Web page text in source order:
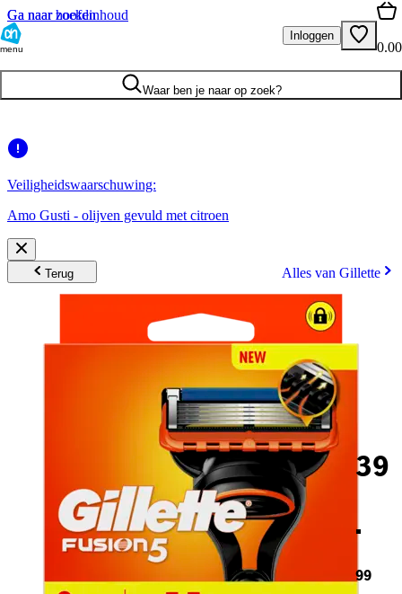
Ga naar hoofdinhoud
Ga naar zoeken
menu
Inloggen
0.00
Waar ben je naar op zoek?
Veiligheidswaarschuwing:
Amo Gusti - olijven gevuld met citroen
Terug Alles van Gillette
39
.
99